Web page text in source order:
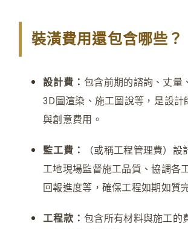
裝潢費用還包含哪些？
設計費： 包含前期的諮詢、丈量
3D圖渲染、施工圖說等 ， 是設計
與創意費用。
監工費：
（或稱工程管理費）設
工地現場監督施工品質、協調各
回報進度等，確保工程如期如質
工程款： 包含所有材料與施工的